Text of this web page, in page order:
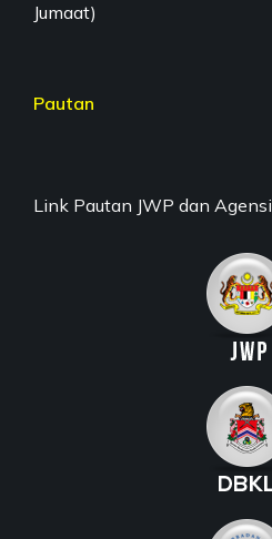
Jumaat)
Pautan
Link Pautan JWP dan Agensi